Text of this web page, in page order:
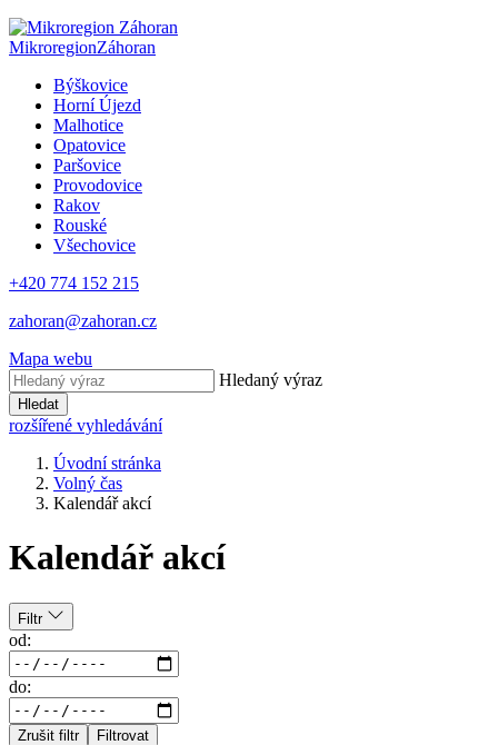
MikroregionZáhoran
Býškovice
Horní Újezd
Malhotice
Opatovice
Paršovice
Provodovice
Rakov
Rouské
Všechovice
+420 774 152 215
zahoran@zahoran.cz
Mapa webu
Hledaný výraz
Hledat
rozšířené vyhledávání
Úvodní stránka
Volný čas
Kalendář akcí
Kalendář akcí
Filtr
od:
do:
Zrušit filtr Filtrovat